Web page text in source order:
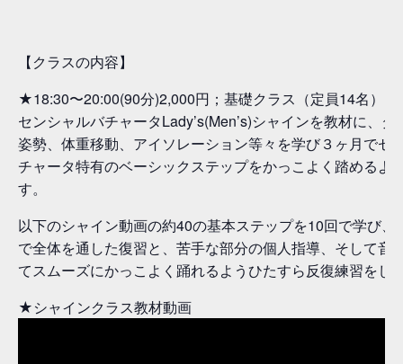
【クラスの内容】
★18:30〜20:00(90分)2,000円；基礎クラス（定員14名）
センシャルバチャータLady’s(Men’s)シャインを教材に、ダ
姿勢、体重移動、アイソレーション等々を学び３ヶ月でセ
チャータ特有のベーシックステップをかっこよく踏めるよ
す。
以下のシャイン動画の約40の基本ステップを10回で学び、
で全体を通した復習と、苦手な部分の個人指導、そして音
てスムーズにかっこよく踊れるようひたすら反復練習をし
★シャインクラス教材動画